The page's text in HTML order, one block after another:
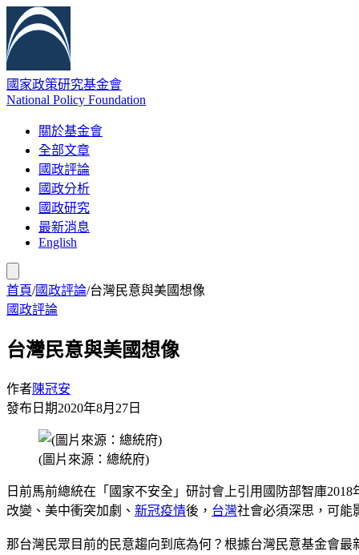
國家政策研究基金會
National Policy Foundation
關於基金會
全部文章
國政評論
國政分析
國政研究
最新消息
English
首頁/國政評論/台灣民意與美國想像
國政評論
台灣民意與美國想像
作者陳冠安
發布日期2020年8月27日
(圖片來源：總統府)
日前馬前總統在「國家不安全」研討會上引用國防部智庫
改變、美中衝突加劇、 新冠疫情後， 台灣社會必須深思，可能
那台灣民眾目前的民意趨向到底為何？根據台灣民意基金會